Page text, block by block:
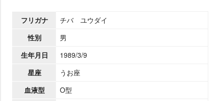
フリガナ
チバ ユウダイ
性別
男
生年月日
1989/3/9
星座
うお座
血液型
O型